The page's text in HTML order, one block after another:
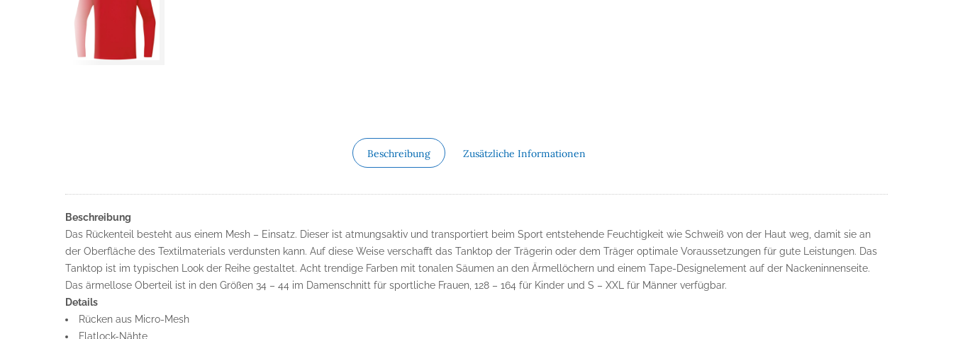
Beschreibung Zusätzliche Informationen
Beschreibung
Das Rückenteil besteht aus einem Mesh – Einsatz. Dieser ist atmungsaktiv und transportiert beim Sport entstehende Feuchtigkeit wie Schweiß von der Haut weg, damit sie an
der Oberfläche des Textilmaterials verdunsten kann. Auf diese Weise verschafft das Tanktop der Trägerin oder dem Träger optimale Voraussetzungen für gute Leistungen. Das
Tanktop ist im typischen Look der Reihe gestaltet. Acht trendige Farben mit tonalen Säumen an den Ärmellöchern und einem Tape-Designelement auf der Nackeninnenseite.
Das ärmellose Oberteil ist in den Größen 34 – 44 im Damenschnitt für sportliche Frauen, 128 – 164 für Kinder und S – XXL für Männer verfügbar.
Details
Rücken aus Micro-Mesh
Flatlock-Nähte